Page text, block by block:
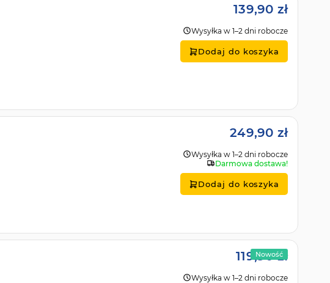
139,90 zł
Wysyłka w 1–2 dni robocze
Dodaj do koszyka
249,90 zł
Wysyłka w 1–2 dni robocze
Darmowa dostawa!
Dodaj do koszyka
Nowość
119,90 zł
Wysyłka w 1–2 dni robocze